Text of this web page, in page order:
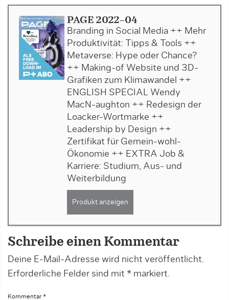
PAGE 2022-04
Branding in Social Media ++ Mehr
Produktivität: Tipps & Tools ++
Metaverse: Hype oder Chance?
++ Making-of Website und 3D-
Grafiken zum Klimawandel ++
ENGLISH SPECIAL Wendy
MacN-aughton ++ Redesign der
Loacker-Wortmarke ++
Leadership by Design ++
Zertifikat für Gemein-wohl-
Ökonomie ++ EXTRA Job &
Karriere: Studium, Aus- und
Weiterbildung
Produkt anzeigen
Schreibe einen Kommentar
Deine E-Mail-Adresse wird nicht veröffentlicht.
Erforderliche Felder sind mit * markiert.
Kommentar *